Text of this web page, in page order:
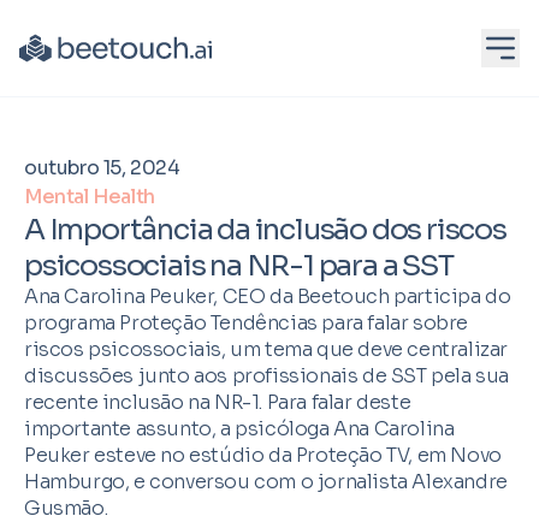
outubro 15, 2024
Mental Health
A Importância da inclusão dos riscos
psicossociais na NR-1 para a SST
Ana Carolina Peuker, CEO da Beetouch participa do
programa Proteção Tendências para falar sobre
riscos psicossociais, um tema que deve centralizar
discussões junto aos profissionais de SST pela sua
recente inclusão na NR-1. Para falar deste
importante assunto, a psicóloga Ana Carolina
Peuker esteve no estúdio da Proteção TV, em Novo
Hamburgo, e conversou com o jornalista Alexandre
Gusmão.